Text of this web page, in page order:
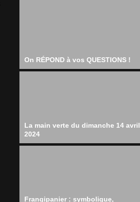
On RÉPOND à vos QUESTIONS !
La main verte du dimanche 14 avril
2024
Frangipanier : symbolique,